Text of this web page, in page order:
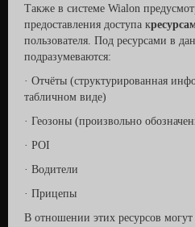
Также в системе Wialon
предоставления доступа к
пользователя. Под ресурсами в
подразумеваются:
· Отчёты (структурированная
табличном виде)
· Геозоны (произвольно
· POI
· Водители
· Прицепы
В отношении этих ресурсов